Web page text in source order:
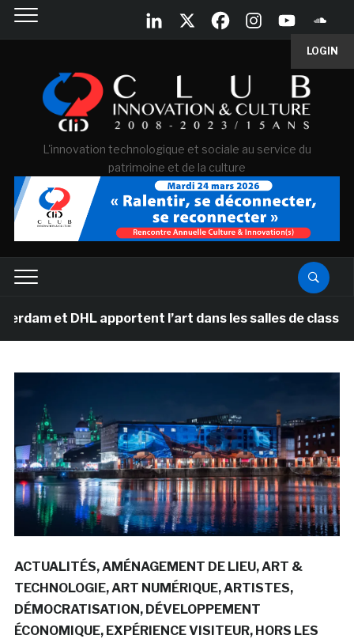
LOGIN
L'innovation technologique et sociale au service du
patrimoine et de la culture
DHL apportent l’art dans les salles de classe des
ACTUALITÉS AMÉNAGEMENT DE LIEU ART &
TECHNOLOGIE ART NUMÉRIQUE ARTISTES
DÉMOCRATISATION DÉVELOPPEMENT
ÉCONOMIQUE EXPÉRIENCE VISITEUR HORS LES